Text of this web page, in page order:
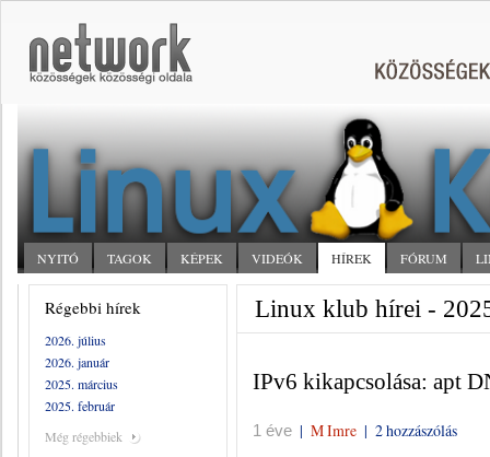
NYITÓ TAGOK KÉPEK VIDEÓK HÍREK FÓRUM
Régebbi hírek
2026. július
2026. január
2025. március
2025. február
Még régebbiek
Linux klub hírei -
IPv6 kikapcsolása: apt
1 éve | M Imre | 2 hozzászólás